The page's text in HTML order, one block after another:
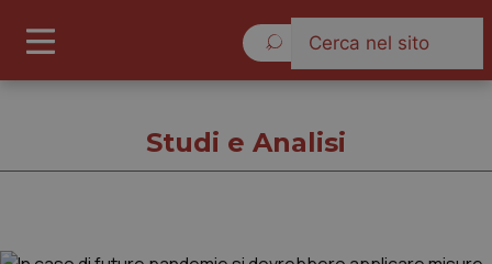
Studi e Analisi